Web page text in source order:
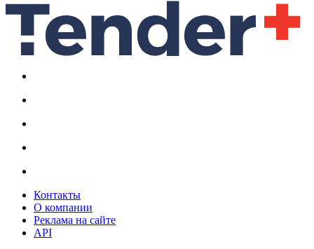
Контакты
О компании
Реклама на сайте
API